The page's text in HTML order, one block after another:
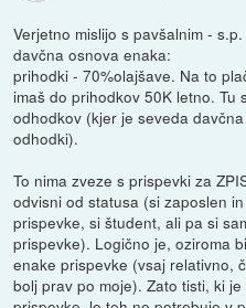
Verjetno mislijo s pavšalnim -
davčna osnova enaka:
prihodki - 70%olajšave. Na to
imaš do prihodkov 50K letno. Tu
odhodkov (kjer je seveda
odhodki).
To nima zveze s prispevki za
odvisni od statusa (si zaposlen
prispevke, si študent, ali pa si
prispevke). Logično je, oziroma
enake prispevke (vsaj relativno,
bolj prav po moje). Zato tisti, ki